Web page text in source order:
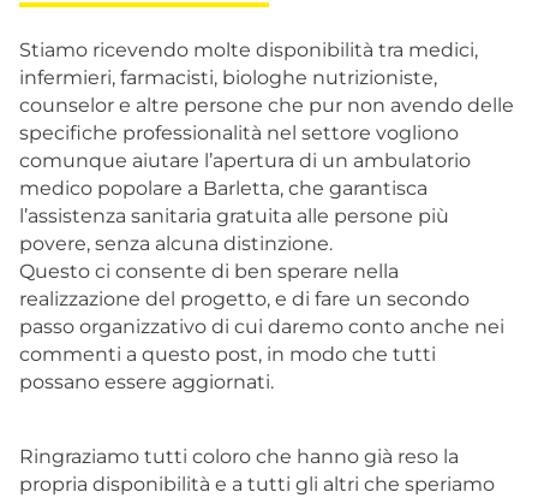
Stiamo ricevendo molte disponibilità tra medici,
infermieri, farmacisti, biologhe nutrizioniste,
counselor e altre persone che pur non avendo delle
specifiche professionalità nel settore vogliono
comunque aiutare l’apertura di un ambulatorio
medico popolare a Barletta, che garantisca
l’assistenza sanitaria gratuita alle persone più
povere, senza alcuna distinzione.
Questo ci consente di ben sperare nella
realizzazione del progetto, e di fare un secondo
passo organizzativo di cui daremo conto anche nei
commenti a questo post, in modo che tutti
possano essere aggiornati.
Ringraziamo tutti coloro che hanno già reso la
propria disponibilità e a tutti gli altri che speriamo